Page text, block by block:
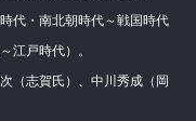
代・南北朝時代～戦国時代
江戸時代）。
（志賀氏）、中川秀成（岡